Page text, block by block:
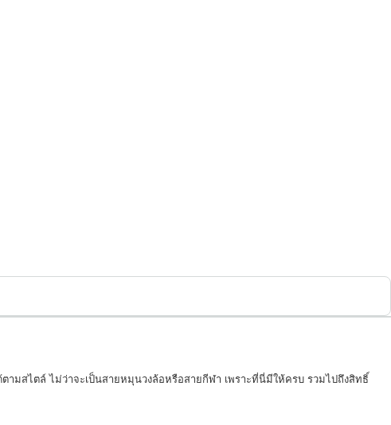
ามสไตล์ ไม่ว่าจะเป็นสายหมุนวงล้อหรือสายกีฬา เพราะที่นี่มีให้ครบ รวมไปถึงสิทธิ์